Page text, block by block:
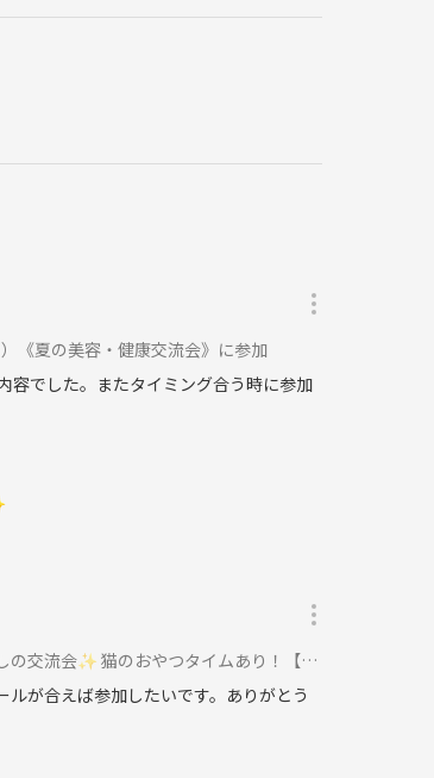
《夏の美容・健康交流会》に参加
容でした。またタイミング合う時に参加
猫のおやつタイムあり！【ドリンク付】に参加
が合えば参加したいです。ありがとう